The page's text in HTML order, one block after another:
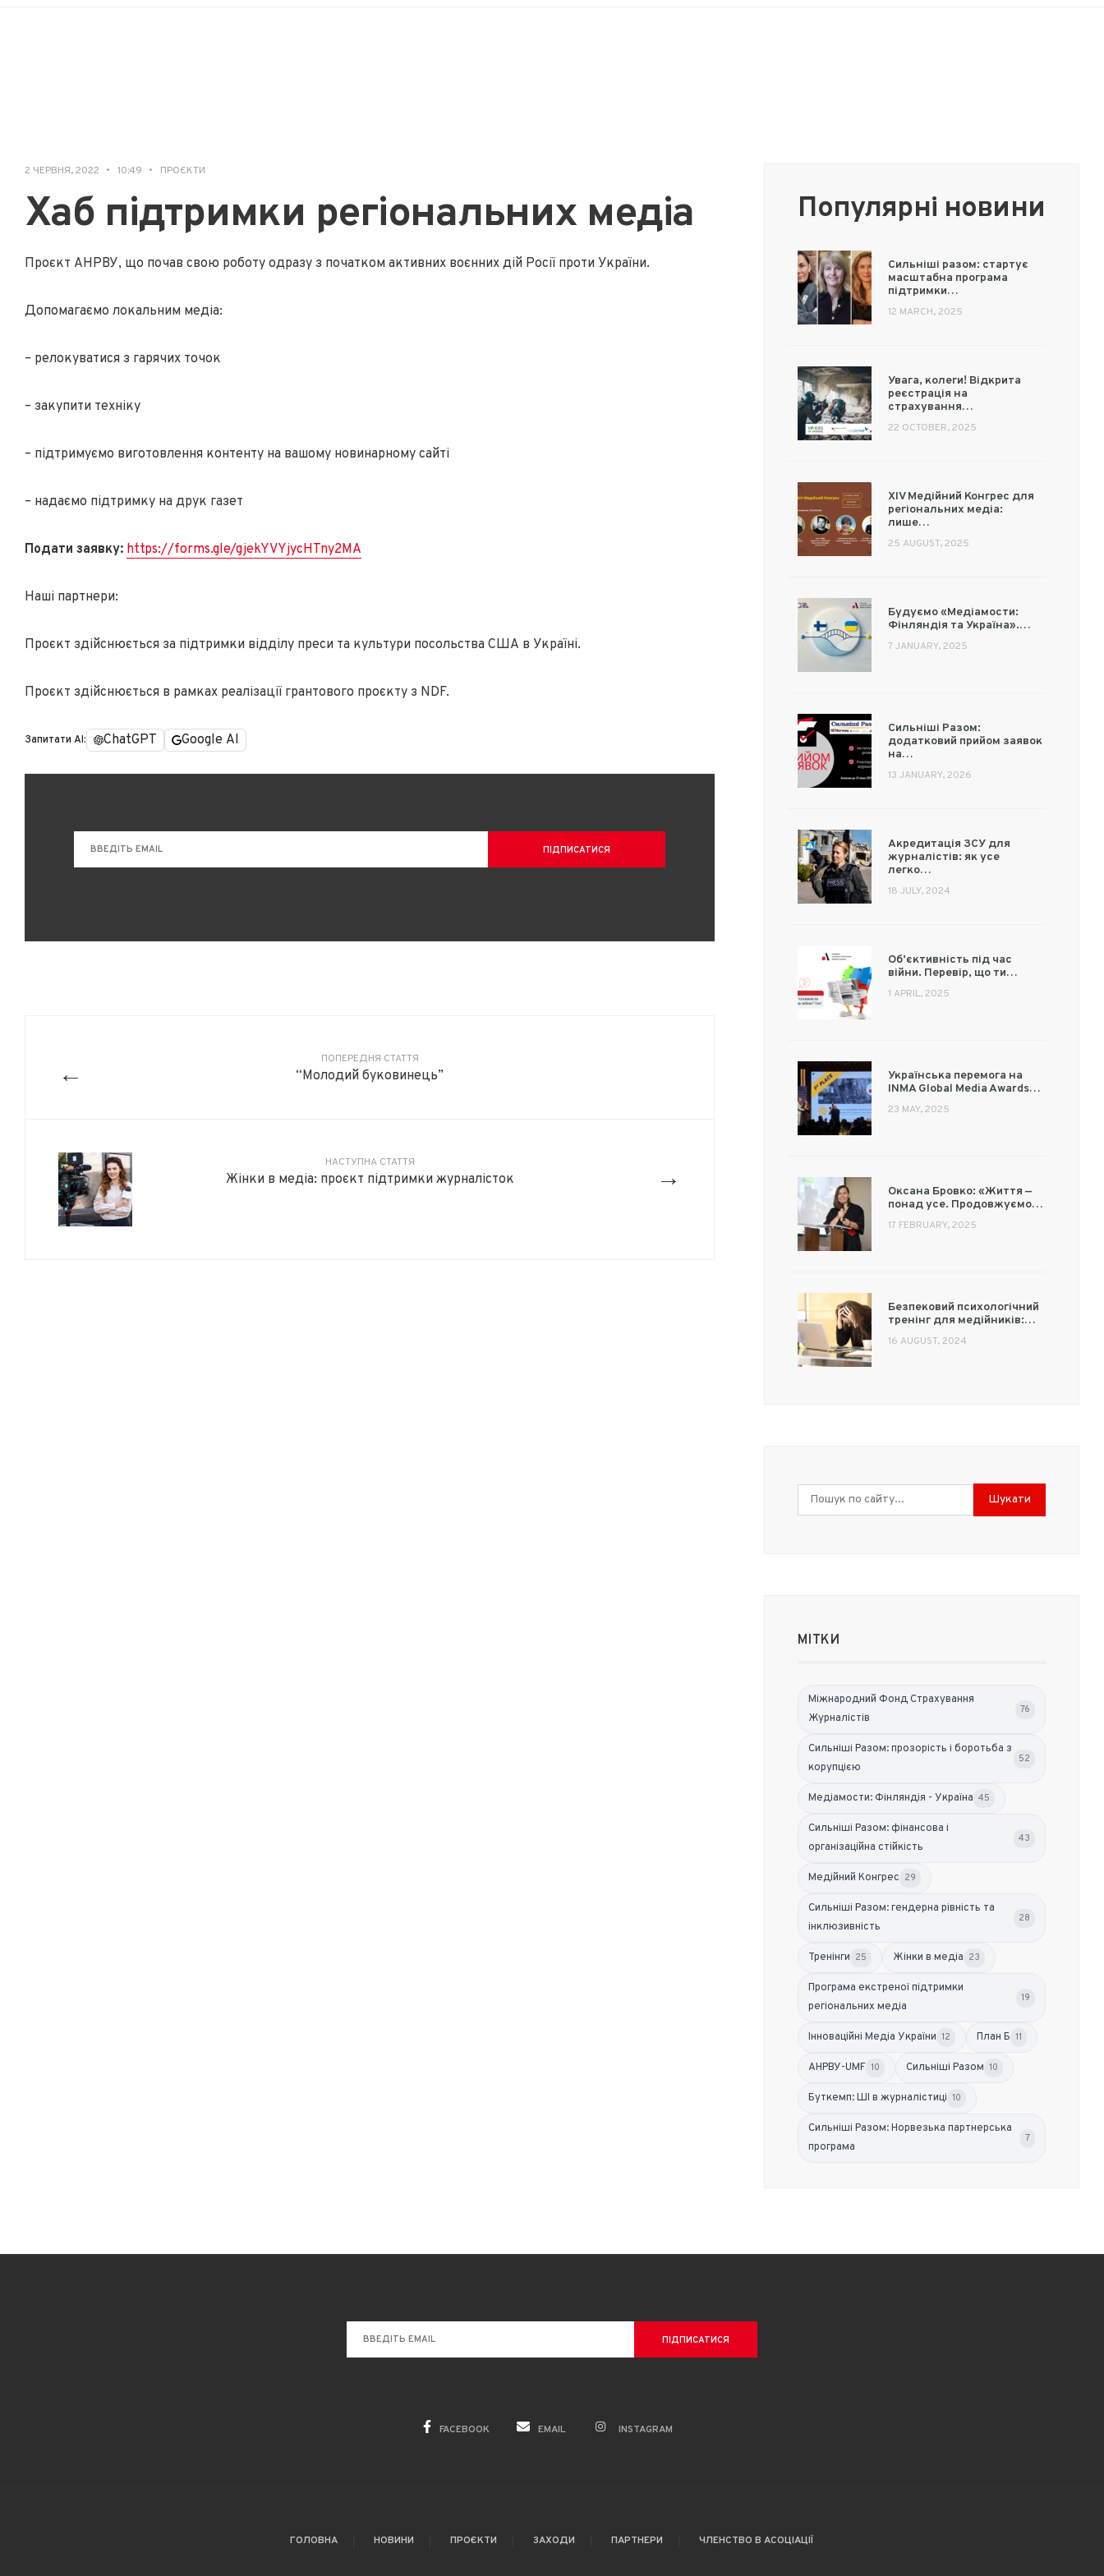
2 ЧЕРВНЯ, 2022 • 10:49 • ПРОЄКТИ
Хаб підтримки регіональних медіа
Проєкт АНРВУ, що почав свою роботу одразу з початком активних воєнних дій Росії проти України.
Допомагаємо локальним медіа:
– релокуватися з гарячих точок
– закупити техніку
– підтримуємо виготовлення контенту на вашому новинарному сайті
– надаємо підтримку на друк газет
Подати заявку: https://forms.gle/gjekYVYjycHTny2MA
Наші партнери:
Проєкт здійснюється за підтримки відділу преси та культури посольства США в Україні.
Проєкт здійснюється в рамках реалізації грантового проєкту з NDF.
Запитати AI: ChatGPT Google AI
←
ПОПЕРЕДНЯ СТАТТЯ
“Молодий буковинець”
→
НАСТУПНА СТАТТЯ
Жінки в медіа: проєкт підтримки журналісток
Популярні новини
Сильніші разом: стартує
масштабна програма
підтримки…
12 MARCH, 2025
Увага, колеги! Відкрита
реєстрація на
страхування…
22 OCTOBER, 2025
XIV Медійний Конгрес для
регіональних медіа:
лише…
25 AUGUST, 2025
Будуємо «Медіамости:
Фінляндія та Україна».…
7 JANUARY, 2025
Сильніші Разом:
додатковий прийом заявок
на…
13 JANUARY, 2026
Акредитація ЗСУ для
журналістів: як усе
легко…
18 JULY, 2024
Об’єктивність під час
війни. Перевір, що ти…
1 APRIL, 2025
Українська перемога на
INMA Global Media Awards…
23 MAY, 2025
Оксана Бровко: «Життя —
понад усе. Продовжуємо…
17 FEBRUARY, 2025
Безпековий психологічний
тренінг для медійників:…
16 AUGUST, 2024
Шукати
МІТКИ
Міжнародний Фонд Страхування
Журналістів
76
Сильніші Разом: прозорість і боротьба з
корупцією
52
Медіамости: Фінляндія - Україна 45
Сильніші Разом: фінансова і
організаційна стійкість
43
Медійний Конгрес 29
Сильніші Разом: гендерна рівність та
інклюзивність
28
Тренінги 25 Жінки в медіа 23
Програма екстреної підтримки
регіональних медіа
19
Інноваційні Медіа України 12 План Б 11
АНРВУ-UMF 10 Сильніші Разом 10
Буткемп: ШІ в журналістиці 10
Сильніші Разом: Норвезька партнерська
програма
7
FACEBOOK EMAIL INSTAGRAM
ГОЛОВНА НОВИНИ ПРОЄКТИ ЗАХОДИ ПАРТНЕРИ ЧЛЕНСТВО В АСОЦІАЦІЇ